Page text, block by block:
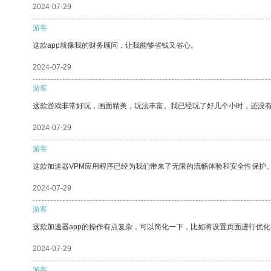
2024-07-29
游客
这款app就像我的财务顾问，让我能够省钱又省心。
2024-07-29
游客
这款游戏非常好玩，画面精美，玩法丰富。我已经玩了好几个小时，还没有
2024-07-29
游客
这款加速器VPM应用程序已经为我们带来了无限的流畅体验和安全性保护。
2024-07-29
游客
这款加速器app的操作有点复杂，可以简化一下，比如将设置页面进行优化
2024-07-29